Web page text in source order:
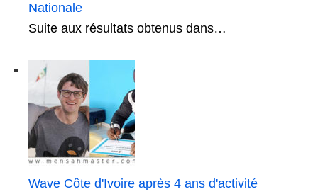
Nationale
Suite aux résultats obtenus dans…
Wave Côte d'Ivoire après 4 ans d'activité